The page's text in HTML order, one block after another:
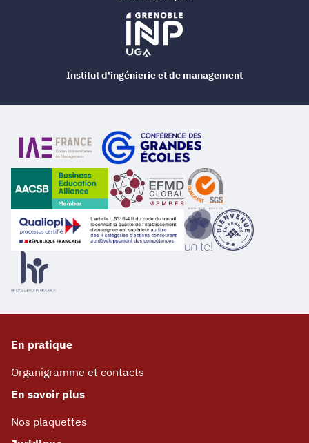
En pratique
Organigramme et contacts
En savoir plus
Nos plaquettes
Institut d'ingénierie et de management